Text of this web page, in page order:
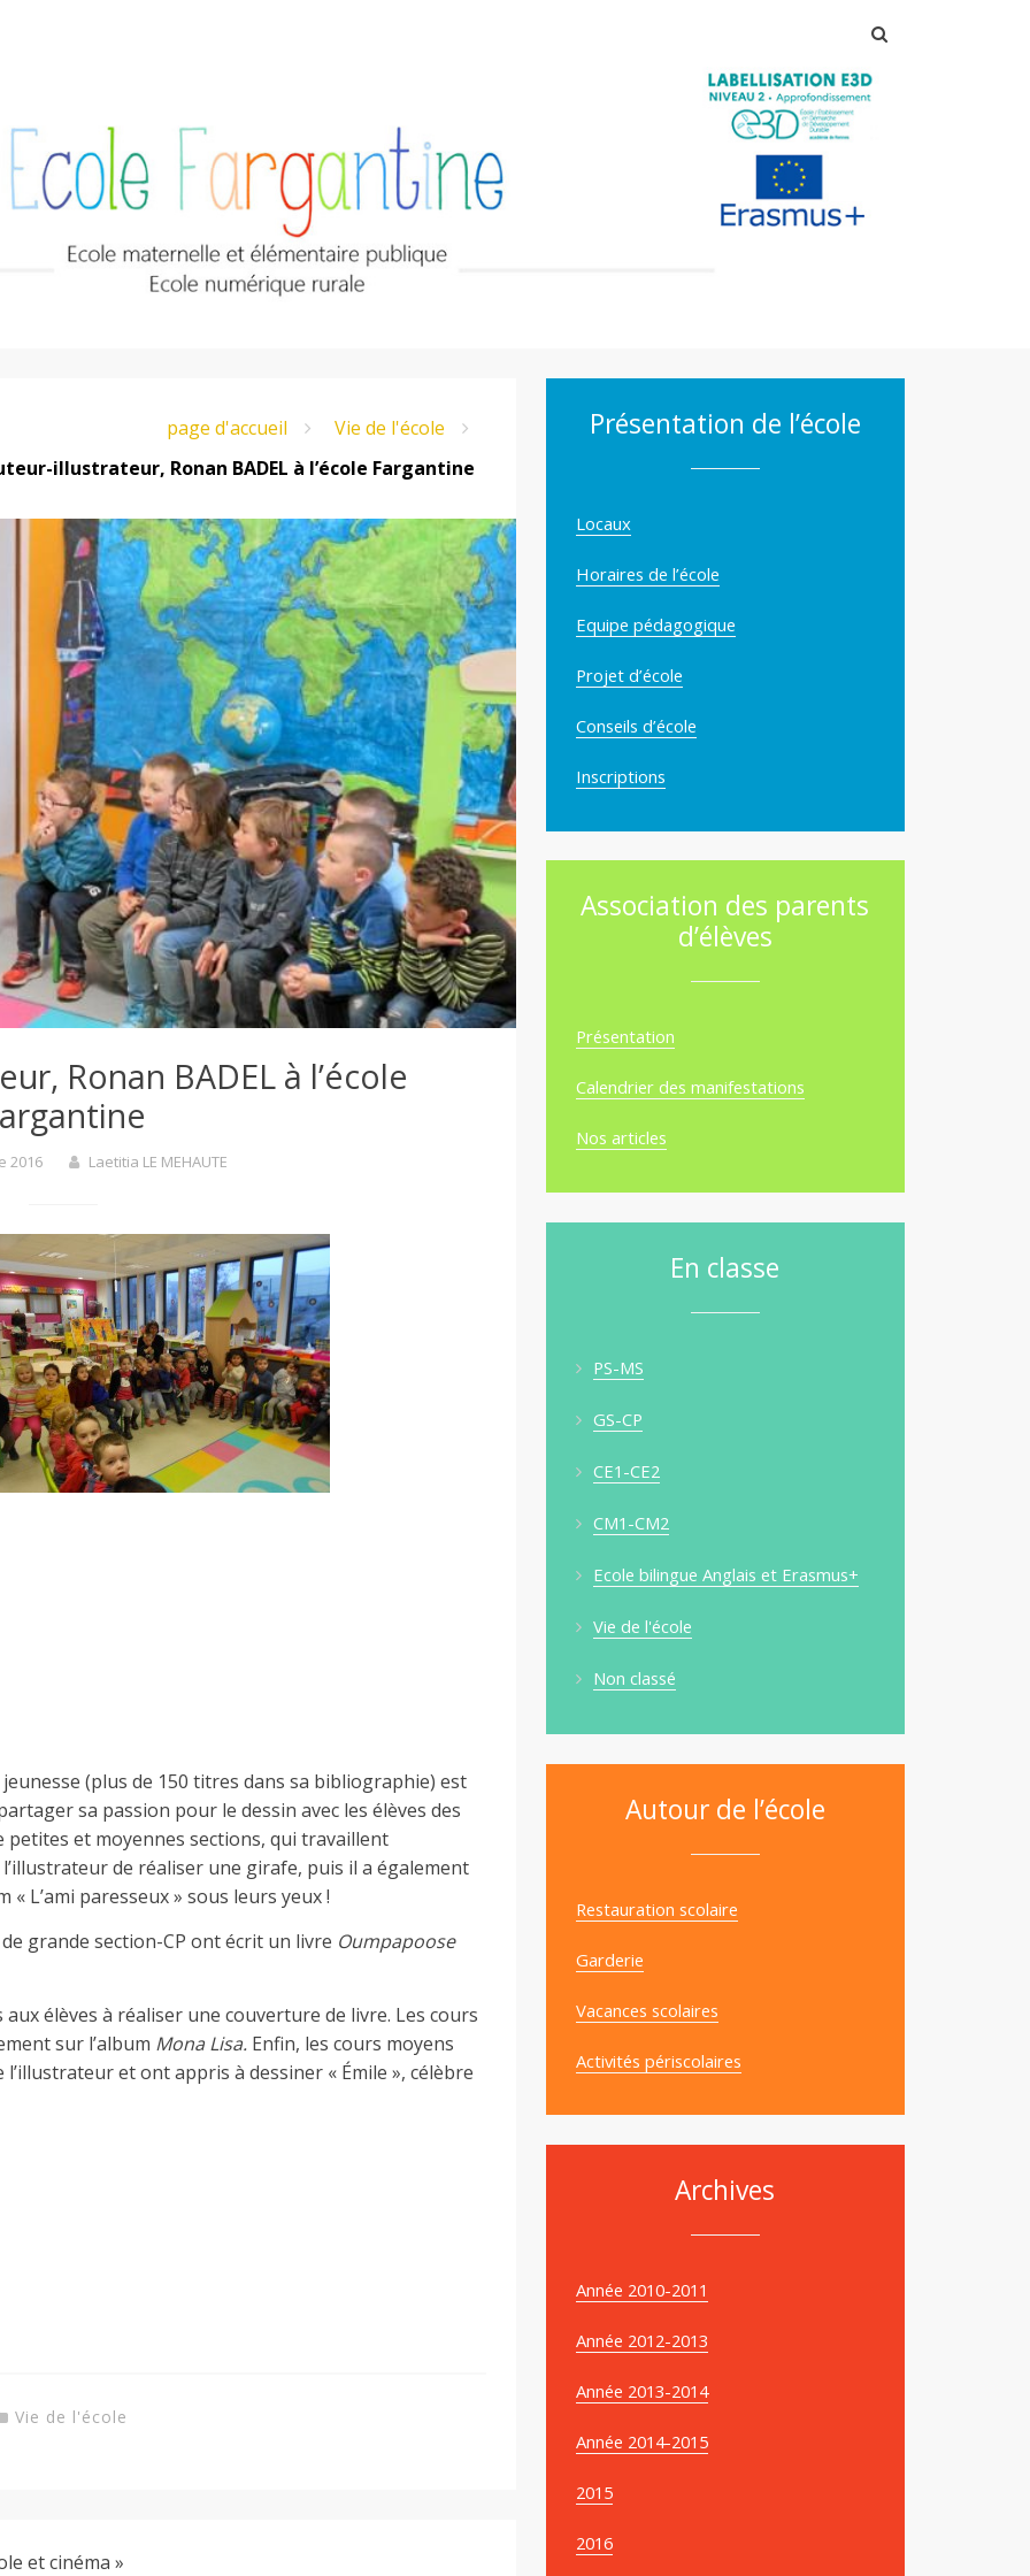
page d'accueil
Vie de l'école
illustrateur, Ronan BADEL à l’école Fargantine
Ronan BADEL à l’école
2016 Laetitia LE MEHAUTE
(plus de 150 titres dans sa bibliographie) est
sa passion pour le dessin avec les élèves des
petites et moyennes sections, qui travaillent
de réaliser une girafe, puis il a également
L’ami paresseux » sous leurs yeux !
grande section-CP ont écrit un livre Oumpapoose
élèves à réaliser une couverture de livre. Les cours
sur l’album Mona Lisa. Enfin, les cours moyens
et ont appris à dessiner « Émile », célèbre
Vie de l'école
et cinéma »
Présentation de l’école
Locaux
Horaires de l’école
Equipe pédagogique
Projet d’école
Conseils d’école
Inscriptions
Association des parents
d’élèves
Présentation
Calendrier des manifestations
Nos articles
En classe
PS-MS
GS-CP
CE1-CE2
CM1-CM2
Ecole bilingue Anglais et Erasmus+
Vie de l'école
Non classé
Autour de l’école
Restauration scolaire
Garderie
Vacances scolaires
Activités périscolaires
Archives
Année 2010-2011
Année 2012-2013
Année 2013-2014
Année 2014-2015
2015
2016